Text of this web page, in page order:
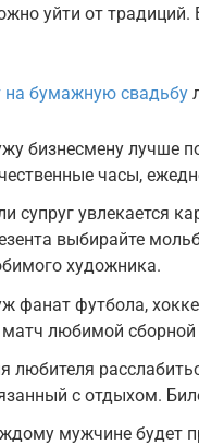
уйти от традиций.
на бумажную свадьбу
бизнесмену лучше
часы,
супруг увлекается
выбирайте
художника.
фанат футбола,
матч любимой
любителя
с отдыхом.
мужчине будет